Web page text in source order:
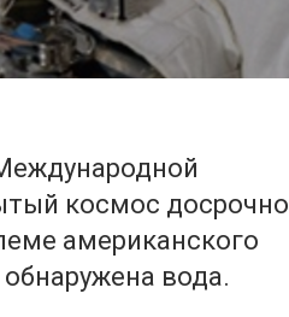
космос досрочно
американского
вода.